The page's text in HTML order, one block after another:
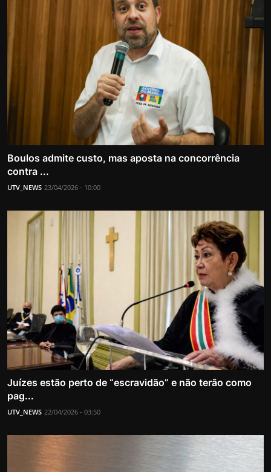
Boulos admite custo, mas aposta na concorrência
contra ...
UTV_NEWS 23/04/2026 - 10:00
Juízes estão perto de “escravidão” e não terão como
pag...
UTV_NEWS 22/04/2026 - 03:50